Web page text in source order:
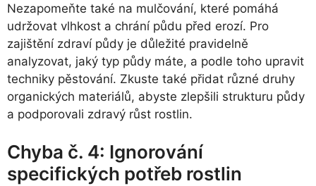
Nezapomeňte také na mulčování, které pomáhá
udržovat vlhkost a chrání půdu před erozí. Pro
zajištění zdraví půdy je důležité pravidelně
analyzovat, jaký typ půdy máte, a podle toho upravit
techniky pěstování. Zkuste také přidat různé druhy
organických materiálů, abyste zlepšili strukturu půdy
a podporovali zdravý růst rostlin.
Chyba č. 4: Ignorování
specifických potřeb rostlin